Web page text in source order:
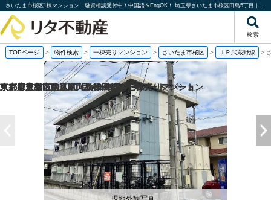
さいたま市桜区1棟マンション！融資相談受付中！中国語＆EngOK！ 埼玉県さいたま市桜区田島5丁目｜一棟売りマンション｜投資物件や収益物件｜株式会社リタ不動産
検索
TOPページ > 物件検索 > 一棟売りマンション > さいたま市桜区 > ＪＲ武蔵野線 >
京都府京都市伏見区向島津田町の一棟売りマンション
京都府京都市南区東九条松田町の一棟売りアパート
東京都足立区足立2丁目の一棟売りアパート
東京都豊島区駒込6丁目の1棟売りビル